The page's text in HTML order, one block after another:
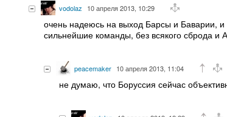
vodolaz 10 апреля 2013, 10:29
очень надеюсь на выход Барсы и Баварии,
сильнейшие команды, без всякого сброда и
peacemaker 10 апреля 2013, 11:04
не думаю, что Боруссия сейчас